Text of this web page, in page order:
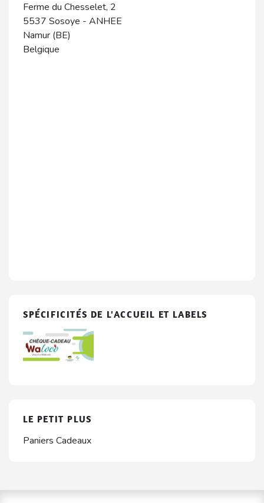
Ferme du Chesselet, 2
5537 Sosoye - ANHEE
Namur (BE)
Belgique
SPÉCIFICITÉS DE L'ACCUEIL ET LABELS
LE PETIT PLUS
Paniers Cadeaux